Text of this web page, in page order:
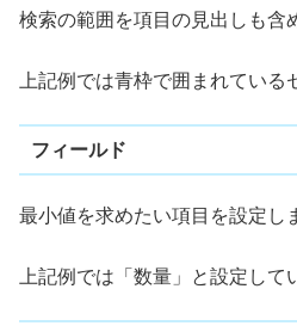
検索の範囲を項目の見出しも含
上記例では青枠で囲まれている
フィールド
最小値を求めたい項目を設定し
上記例では「数量」と設定して